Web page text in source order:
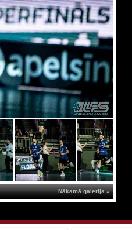
Nākamā galerija »